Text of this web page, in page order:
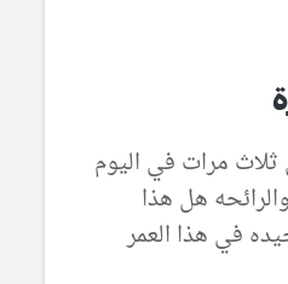
ثلاث مرات في اليوم
هل هذا
في هذا العمر